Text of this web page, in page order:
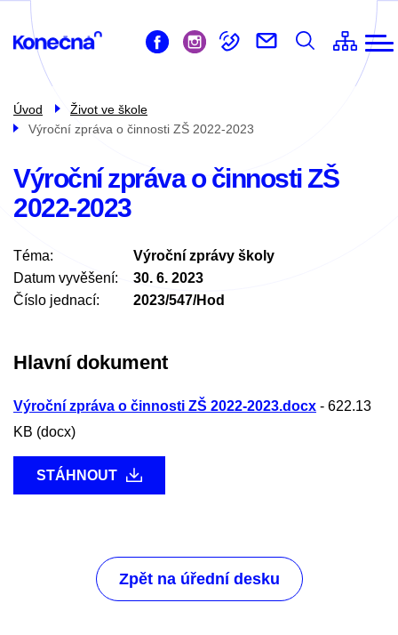
Přejít
hlavnímu
obsahu
Život ve škole
Pro žáky
Školní družina
Školní jídelna
Kontakty
Úvod
Život ve škole
Výroční zpráva o činnosti ZŠ 2022-2023
Výroční zpráva o činnosti ZŠ
2022-2023
Téma
Výroční zprávy školy
Datum vyvěšení
30. 6. 2023
Číslo jednací
2023/547/Hod
Hlavní dokument
Výroční zpráva o činnosti ZŠ 2022-2023.docx - 622.13
KB (docx)
STÁHNOUT
Zpět na úřední desku